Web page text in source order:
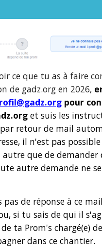
ce que tu as à faire
de gadz.org en 2026, e
pour
et suis les
par retour de mail
il n'est pas
que de demander
autre demande ne se
pas de réponse à ce
si tu sais de qui il
de ta Prom's chargé(e) de
dans ce chantier.